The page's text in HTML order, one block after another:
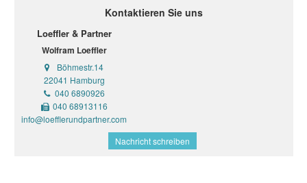
Kontaktieren Sie uns
Loeffler & Partner
Wolfram Loeffler
Böhmestr.14
22041 Hamburg
040 6890926
040 68913116
info@loefflerundpartner.com
Nachricht schreiben